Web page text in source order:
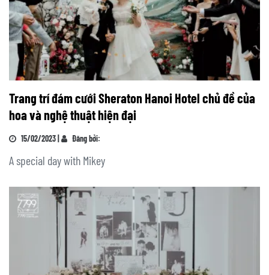
Trang trí đám cưới Sheraton Hanoi Hotel chủ đề của
hoa và nghệ thuật hiện đại
15/02/2023 | Đăng bởi:
A special day with Mikey